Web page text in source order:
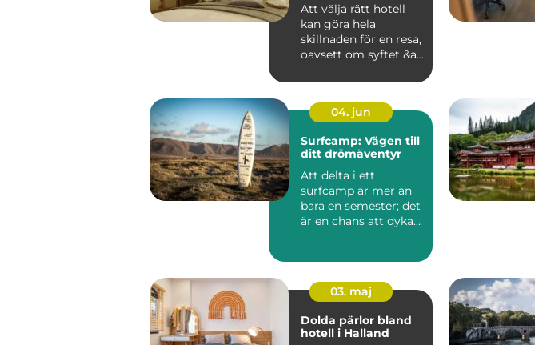
Att välja rätt hotell
kan göra hela
skillnaden för en resa,
oavsett om syftet &a...
04. jun
Surfcamp: Vägen till
ditt drömäventyr
Att delta i ett
surfcamp är mer än
bara en semester; det
är en chans att dyka
03. maj
Dolda pärlor bland
hotell i Halland